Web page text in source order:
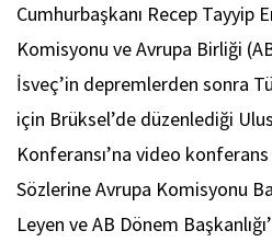
Cumhurbaşkanı Recep Tayyip
Komisyonu ve Avrupa Birliği
İsveç’in depremlerden sonra
için Brüksel’de düzenlediği
Konferansı’na video
Sözlerine Avrupa Komisyonu
Leyen ve AB Dönem